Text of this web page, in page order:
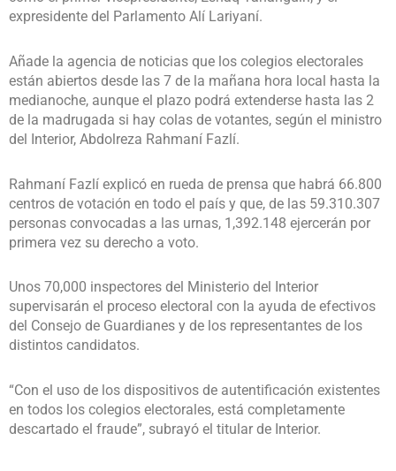
expresidente del Parlamento Alí Lariyaní.
Añade la agencia de noticias que los colegios electorales
están abiertos desde las 7 de la mañana hora local hasta la
medianoche, aunque el plazo podrá extenderse hasta las 2
de la madrugada si hay colas de votantes, según el ministro
del Interior, Abdolreza Rahmaní Fazlí.
Rahmaní Fazlí explicó en rueda de prensa que habrá 66.800
centros de votación en todo el país y que, de las 59.310.307
personas convocadas a las urnas, 1,392.148 ejercerán por
primera vez su derecho a voto.
Unos 70,000 inspectores del Ministerio del Interior
supervisarán el proceso electoral con la ayuda de efectivos
del Consejo de Guardianes y de los representantes de los
distintos candidatos.
“Con el uso de los dispositivos de autentificación existentes
en todos los colegios electorales, está completamente
descartado el fraude”, subrayó el titular de Interior.